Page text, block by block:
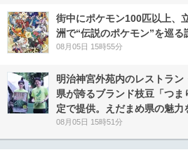
街中にポケモン100匹以上
洲で“伝説のポケモン”を巡る
08月05日 15時55分
明治神宮外苑内のレストラ
県が誇るブランド枝豆「つ
定で提供。えだまめ県の魅力
08月05日 15時51分